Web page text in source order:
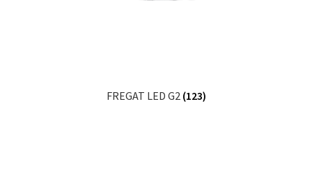
FREGAT LED G2 (123)